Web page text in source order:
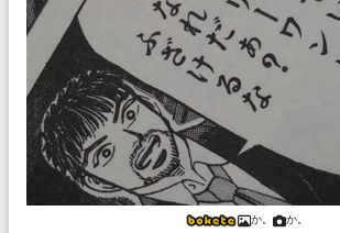
か。 か。